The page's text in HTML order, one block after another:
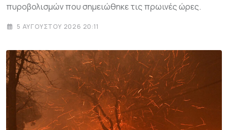
πυροβολισμών που σημειώθηκε τις πρωινές ώρες.
5 ΑΥΓΟΎΣΤΟΥ 2026 20:11